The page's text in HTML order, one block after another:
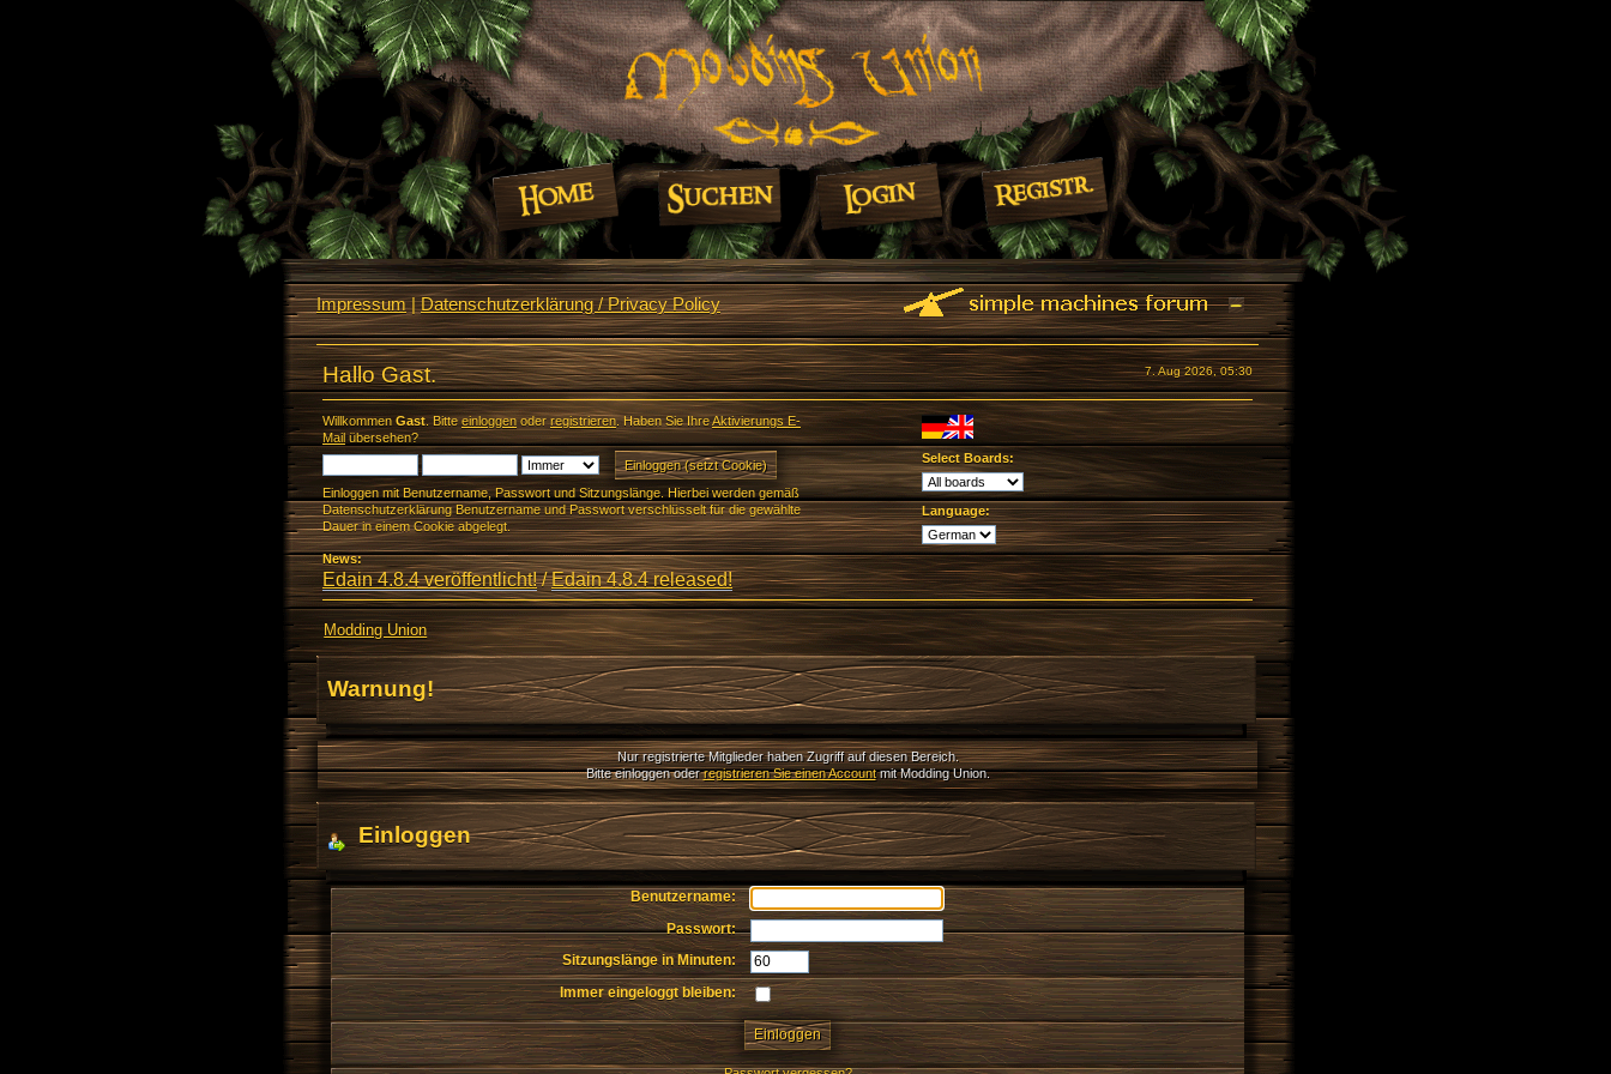
Impressum|Datenschutzerklärung / Privacy Policy
7. Aug 2026, 05:30
Hallo Gast.
Willkommen Gast. Bitte einloggenoderregistrieren. Haben Sie IhreAktivierungs E-
Mailübersehen?
Einloggen mit Benutzername, Passwort und Sitzungslänge. Hierbei werden gemäß
Datenschutzerklärung Benutzername und Passwort verschlüsselt für die gewählte
Dauer in einem Cookie abgelegt.
Select Boards:
Language:
News:
Edain 4.8.4 veröffentlicht!/Edain 4.8.4 released!
Modding Union
Warnung!
Nur registrierte Mitglieder haben Zugriff auf diesen Bereich.
Bitte einloggen oderregistrieren Sie einen Accountmit Modding Union.
Einloggen
Benutzername:
Passwort:
Sitzungslänge in Minuten:
Immer eingeloggt bleiben: